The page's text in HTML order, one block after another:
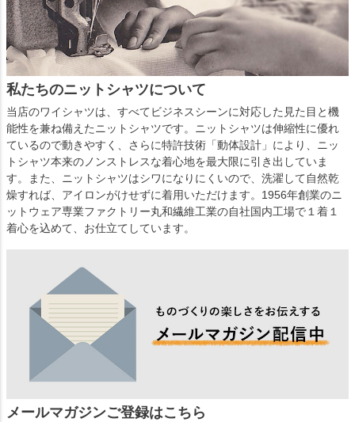
私たちのニットシャツについて
当店のワイシャツは、すべてビジネスシーンに対応した見た目と機
能性を兼ね備えたニットシャツです。ニットシャツは伸縮性に優れ
ているので動きやすく、さらに特許技術「動体設計」により、ニッ
トシャツ本来のノンストレスな着心地を最大限に引き出していま
す。また、ニットシャツはシワになりにくいので、洗濯して自然乾
燥すれば、アイロンがけせずに着用いただけます。1956年創業のニ
ットウェア専業ファクトリー丸和繊維工業の自社国内工場で１着１
着心を込めて、お仕立てしています。
メールマガジンご登録はこちら